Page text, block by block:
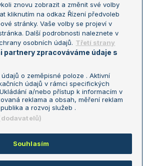
Nastavení soukromí
Reklama
Informace o zpracování osobních
údajů
Využíváme zpravodajství ČTK.
znovu zobrazit a změnit své volby
kliknutím na odkaz Řízení předvoleb
stránky. Vaše volby se projeví v
Další podrobnosti naleznete v
osobních údajů. Třetí strany
partnery zpracováváme údaje s
o zeměpisné poloze . Aktivní
údajů v rámci specifických
a/nebo přístup k informacím v
reklama a obsah, měření reklam
a rozvoj služeb .
Souhlasím